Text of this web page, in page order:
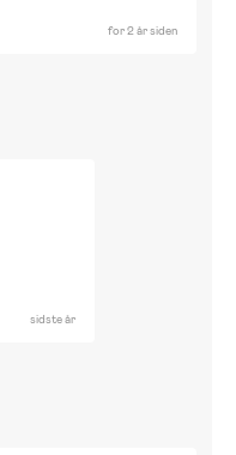
for 2 år siden
sidste år